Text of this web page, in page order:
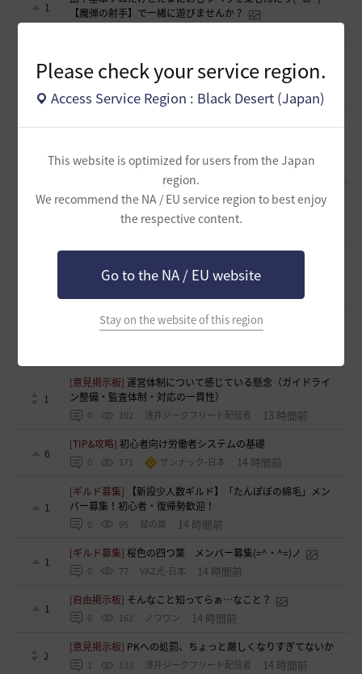
Please check your service region.
Access Service Region : Black Desert (Japan)
This website is optimized for users from the Japan
region.
We recommend the NA / EU service region to best enjoy
the respective content.
Go to the NA / EU website
Stay on the website of this region
1
【魔弾の射手】で一緒に遊びませんか？
1
[ギルド募集]
ギルド【Patera】ギルドメンバー募集中！ 初心
者復帰者歓迎！！
105 かぐらBDO 10 時間前
0 62 くろいばら 10 時間前
[意見掲示板]釣りの「他の冒険者の船舶搭乗防止」設定が毎
回リセットされる問題について
浅井ジークフリード配信者
呼びかけと、実際の難易度のギャップについて
12 時間前
[クラス攻略][エージェント攻略]スキルコンボ動画並びにス
キル特化
1
[意見掲示板]運営体制について感じている懸念（ガイドライ
ン整備・監査体制・対応の一貫性）
0 102 浅井ジークフリード配信者 13 時間前
6
[TIP&攻略]初心者向け労働者システムの基礎
0 171 ザンナック-日本 14 時間前
1
[ギルド募集]
【新設少人数ギルド】「たんぽぽの綿毛」メン
バー募集！初心者・復帰勢歓迎！
0 95 鼠の巣 14 時間前
1
[ギルド募集]桜色の四つ葉 メンバー募集(=^・^=)ノ
0 77 VAZ光-日本 14 時間前
1
[自由掲示板] そんなこと知ってらぁ…なこと？
0 161 ノウワン 14 時間前
2
[意見掲示板] PKへの処罰、ちょっと厳しくなりすぎてないか
1 133 浅井ジークフリード配信者 14 時間前